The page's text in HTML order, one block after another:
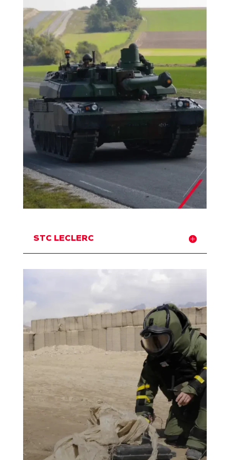
STC LECLERC